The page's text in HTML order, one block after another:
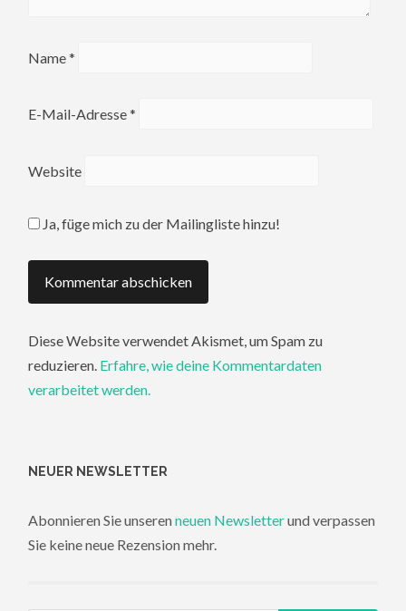
Name*
E-Mail-Adresse*
Website
Ja, füge mich zu der Mailingliste hinzu!
Diese Website verwendet Akismet, um Spam zu
reduzieren. Erfahre, wie deine Kommentardaten
verarbeitet werden.
NEUER NEWSLETTER
Abonnieren Sie unserenneuen Newsletterund verpassen
Sie keine neue Rezension mehr.